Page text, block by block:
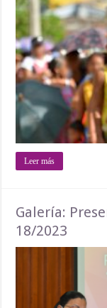
Leer más
Galería:
18/2023